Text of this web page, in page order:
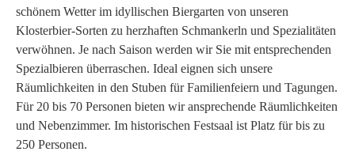
schönem Wetter im idyllischen Biergarten von unseren
Klosterbier-Sorten zu herzhaften Schmankerln und Spezialitäten
verwöhnen. Je nach Saison werden wir Sie mit entsprechenden
Spezialbieren überraschen. Ideal eignen sich unsere
Räumlichkeiten in den Stuben für Familienfeiern und Tagungen.
Für 20 bis 70 Personen bieten wir ansprechende Räumlichkeiten
und Nebenzimmer. Im historischen Festsaal ist Platz für bis zu
250 Personen.